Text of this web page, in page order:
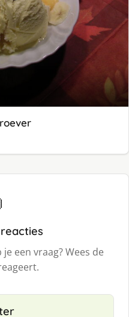
een vraag? Wees de